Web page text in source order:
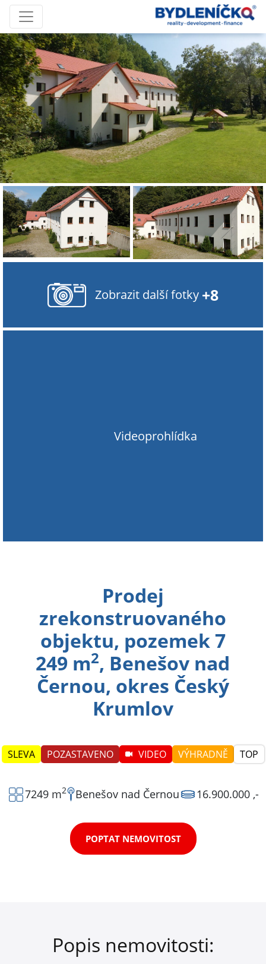
Zobrazit další fotky +8
Prodej
zrekonstruovaného
objektu, pozemek 7
249 m2, Benešov nad
Černou, okres Český
Krumlov
7249 m2 Benešov nad Černou 16.900.000 ,-
POPTAT NEMOVITOST
Popis nemovitosti: